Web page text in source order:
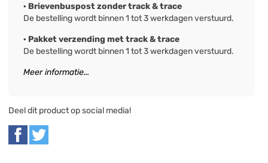
· Brievenbuspost zonder track & trace
De bestelling wordt binnen 1 tot 3 werkdagen verstuurd.
· Pakket verzending met track & trace
De bestelling wordt binnen 1 tot 3 werkdagen verstuurd.
Meer informatie...
Deel dit product op social media!